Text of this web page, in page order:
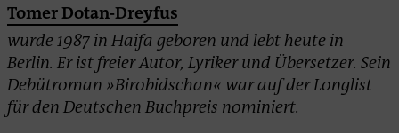
Tomer Dotan-Dreyfus
wurde 1987 in Haifa geboren und lebt heute in
Berlin. Er ist freier Autor, Lyriker und Übersetzer. Sein
Debütroman »Birobidschan« war auf der Longlist
für den Deutschen Buchpreis nominiert.